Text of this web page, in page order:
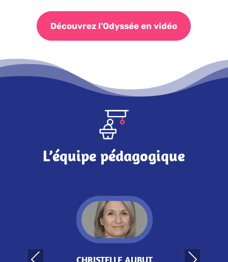
Découvrez l'Odyssée en vidéo
L’équipe pédagogique
Previous Next